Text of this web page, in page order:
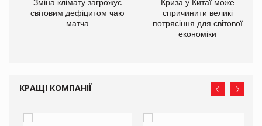
Зміна клімату загрожує
світовим дефіцитом чаю
матча
Криза у Китаї може
спричинити великі
потрясіння для світової
економіки
КРАЩІ КОМПАНІЇ